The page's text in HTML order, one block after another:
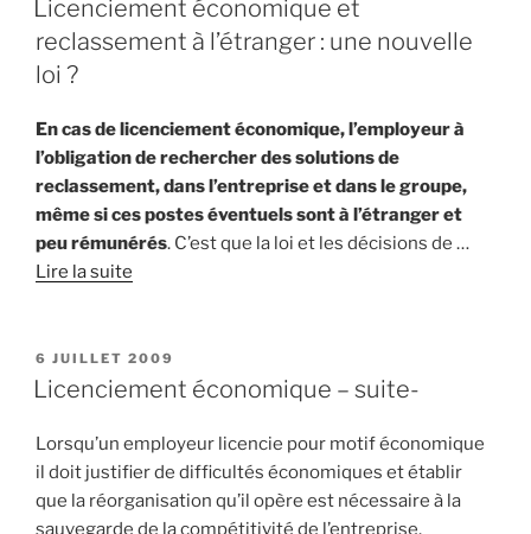
Licenciement économique et
reclassement à l’étranger : une nouvelle
loi ?
En cas de licenciement économique, l’employeur à
l’obligation de rechercher des solutions de
reclassement, dans l’entreprise et dans le groupe,
même si ces postes éventuels sont à l’étranger et
peu rémunérés. C’est que la loi et les décisions de …
Lire la suite
PUBLIÉ
LE
6 JUILLET 2009
Licenciement économique – suite-
Lorsqu’un employeur licencie pour motif économique
il doit justifier de difficultés économiques et établir
que la réorganisation qu’il opère est nécessaire à la
sauvegarde de la compétitivité de l’entreprise.